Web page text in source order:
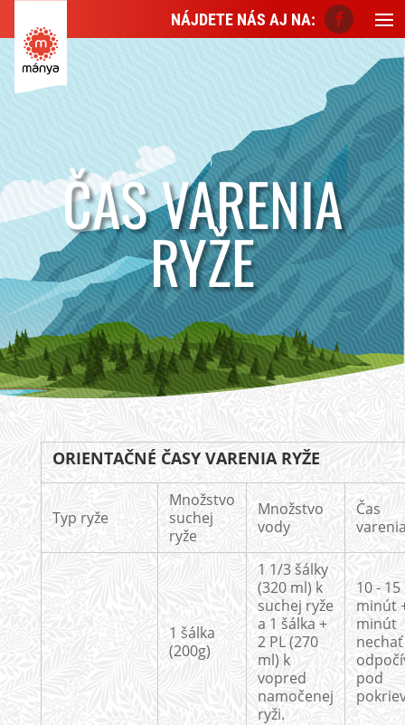
NÁJDETE NÁS AJ NA:
ČAS VARENIA
RYŽE
ORIENTAČNÉ ČASY VARENIA RYŽE
Typ ryže
Množstvo
suchej
ryže
Množstvo
vody
Čas
1 šálka
(200g)
1 1/3 šálky
(320 ml) k
suchej ryže
a 1 šálka +
2 PL (270
ml) k
vopred
namočenej
ryži.
10 - 15
minút
minút
nechať
pod